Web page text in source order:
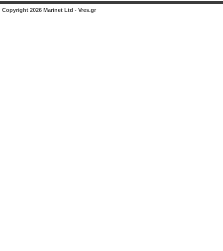
Copyright 2026 Marinet Ltd - Vres.gr